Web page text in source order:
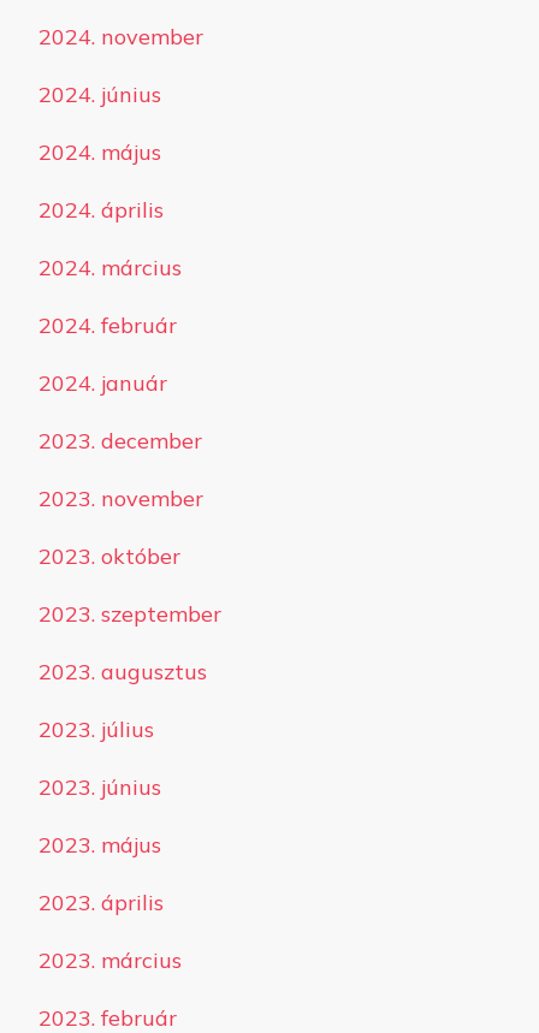
2024. november
2024. június
2024. május
2024. április
2024. március
2024. február
2024. január
2023. december
2023. november
2023. október
2023. szeptember
2023. augusztus
2023. július
2023. június
2023. május
2023. április
2023. március
2023. február